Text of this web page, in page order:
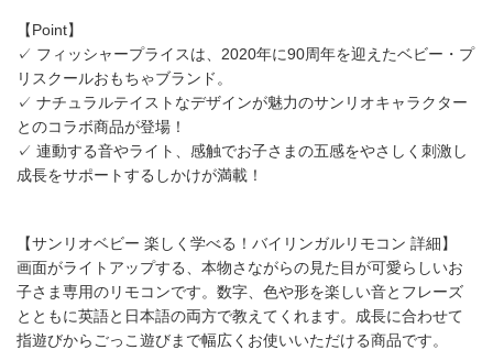
【Point】
✓ フィッシャープライスは、2020年に90周年を迎えたベビー・プ
リスクールおもちゃブランド。
✓ ナチュラルテイストなデザインが魅力のサンリオキャラクター
とのコラボ商品が登場！
✓ 連動する音やライト、感触でお子さまの五感をやさしく刺激し
成長をサポートするしかけが満載！
【サンリオベビー 楽しく学べる！バイリンガルリモコン 詳細】
画面がライトアップする、本物さながらの見た目が可愛らしいお
子さま専用のリモコンです。数字、色や形を楽しい音とフレーズ
とともに英語と日本語の両方で教えてくれます。成長に合わせて
指遊びからごっこ遊びまで幅広くお使いいただける商品です。